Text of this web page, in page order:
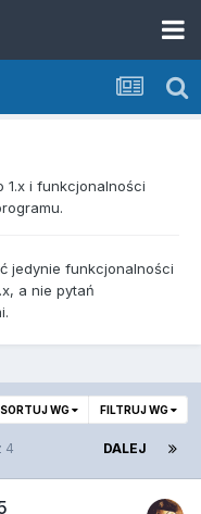
1.x i funkcjonalności
jedynie funkcjonalności
a nie pytań
SORTUJ WG FILTRUJ WG
DALEJ
4